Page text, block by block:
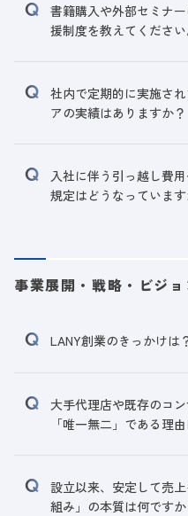
書籍購入や外部セミナ
援制度を教えてください
社内で定期的に実施さ
アの実績はありますか？
入社に伴う引っ越し費
規定はどうなっています
事業展開・戦略・ビジョ
LANY創業のきっかけは
大手代理店や既存のコ
「唯一無二」である理
設立以来、安定して売
組み」の本質は何ですか